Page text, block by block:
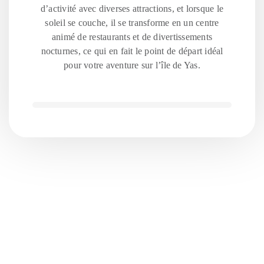
d’activité avec diverses attractions, et lorsque le
soleil se couche, il se transforme en un centre
animé de restaurants et de divertissements
nocturnes, ce qui en fait le point de départ idéal
pour votre aventure sur l’île de Yas.